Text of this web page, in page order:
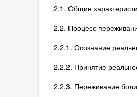
2.1. Общие
2.2. Процесс
2.2.1. Осознание
2.2.2. Принятие
2.2.3. Переживание